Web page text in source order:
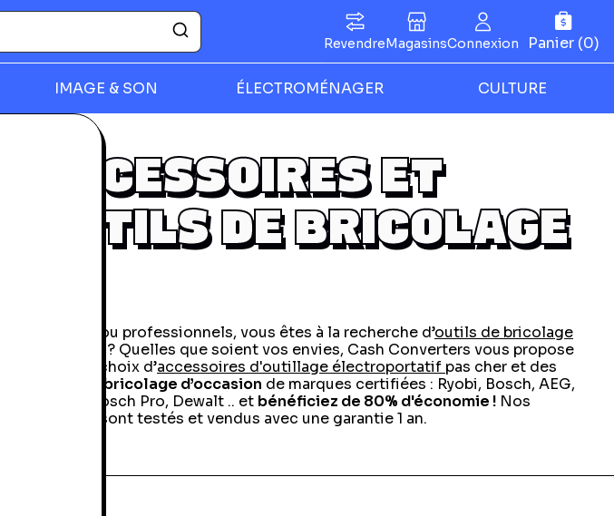
Panier (0)
RevendreMagasinsConnexion
IMAGE & SON ÉLECTROMÉNAGER CULTURE
ACCESSOIRES ET
OUTILS DE BRICOLAGE
Amateur ou professionnels, vous êtes à la recherche d’outils de bricolage
? Quelles que soient vos envies, Cash Converters vous propose
un vaste choix d’accessoires d'outillage électroportatif pas cher et des
outils de bricolage d’occasion de marques certifiées : Ryobi, Bosch, AEG,
Facom, Bosch Pro, Dewalt .. et bénéficiez de 80% d'économie ! Nos
produits sont testés et vendus avec une garantie 1 an.